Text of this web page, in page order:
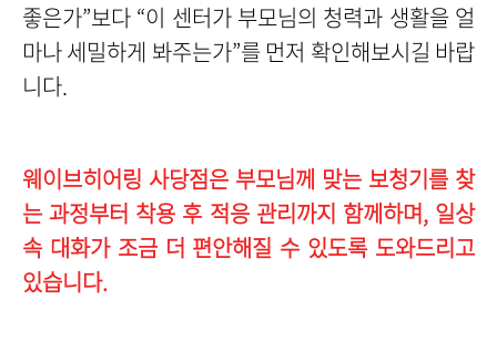
좋은가”보다 “이 센터가 부모님의 청력과 생활을 얼
마나 세밀하게 봐주는가”를 먼저 확인해보시길 바랍
니다.
웨이브히어링 사당점은 부모님께 맞는 보청기를 찾
는 과정부터 착용 후 적응 관리까지 함께하며, 일상
속 대화가 조금 더 편안해질 수 있도록 도와드리고
있습니다.